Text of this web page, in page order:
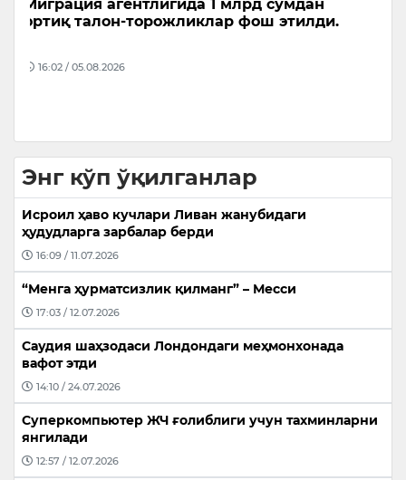
ҳовлилар нархи пасайди
ҳисоблашнинг янги методологияси жорий
Энг кўп ўқилганлар
Исроил ҳаво кучлари Ливан жанубидаги
ҳудудларга зарбалар берди
16:09 / 11.07.2026
“Менга ҳурматсизлик қилманг” – Месси
17:03 / 12.07.2026
Саудия шаҳзодаси Лондондаги меҳмонхонада
вафот этди
14:10 / 24.07.2026
Суперкомпьютер ЖЧ ғолиблиги учун тахминларни
янгилади
12:57 / 12.07.2026